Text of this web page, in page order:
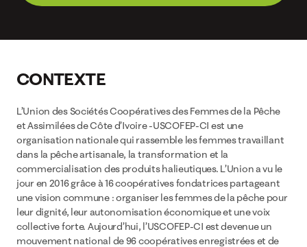
CONTEXTE
L’Union des Sociétés Coopératives des Femmes de la Pêche
et Assimilées de Côte d’Ivoire -USCOFEP-CI est une
organisation nationale qui rassemble les femmes travaillant
dans la pêche artisanale, la transformation et la
commercialisation des produits halieutiques. L’Union a vu le
jour en 2016 grâce à 16 coopératives fondatrices partageant
une vision commune : organiser les femmes de la pêche pour
leur dignité, leur autonomisation économique et une voix
collective forte. Aujourd’hui, l’USCOFEP-CI est devenue un
mouvement national de 96 coopératives enregistrées et de